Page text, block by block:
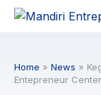
Skip
Home » News »
Entepreneur